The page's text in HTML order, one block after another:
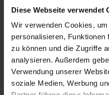
Diese Webseite verwendet
Wir verwenden Cookies,
personalisieren, Funktionen
zu können und die Zugriffe
analysieren. Außerdem
Verwendung unserer
soziale Medien, Werbung
Lieferzeiten
Artikel mit Werbeanbringung:
Muster mit Ihrer
Werbeanbringung zur Freigabe
der Produktion: